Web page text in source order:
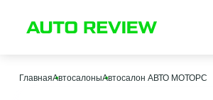
ГлавнаяАвтосалоныАвтосалон АВТО МОТОРС